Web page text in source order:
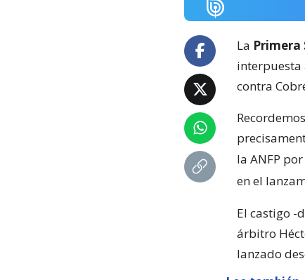
La Primera
interpuesta
contra
la ANFP
en el
El castigo -
árbitro
lanzado